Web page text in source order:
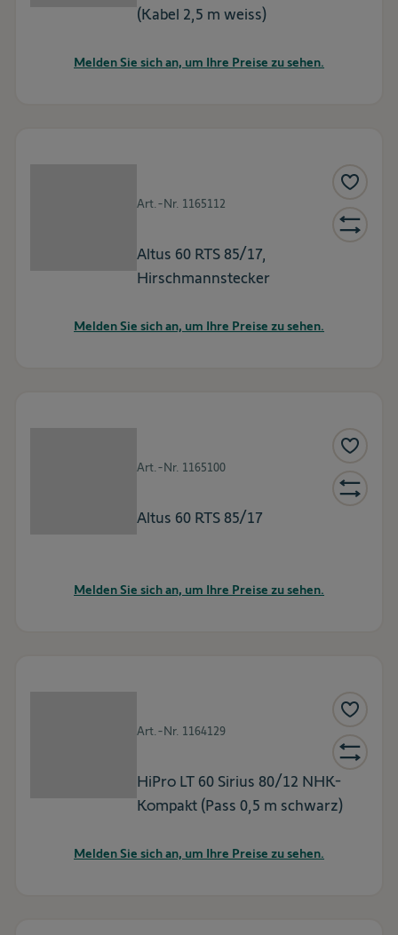
(Kabel 2,5 m weiss)
Melden Sie sich an, um Ihre Preise zu sehen.
Art.-Nr. 1165112
Altus 60 RTS 85/17,
Hirschmannstecker
Melden Sie sich an, um Ihre Preise zu sehen.
Art.-Nr. 1165100
Altus 60 RTS 85/17
Melden Sie sich an, um Ihre Preise zu sehen.
Art.-Nr. 1164129
HiPro LT 60 Sirius 80/12 NHK-
Kompakt (Pass 0,5 m schwarz)
Melden Sie sich an, um Ihre Preise zu sehen.